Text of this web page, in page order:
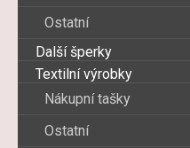
Ostatní
Další šperky
Textilní výrobky
Nákupní tašky
Ostatní